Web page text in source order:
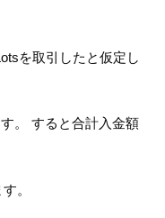
を取引したと仮定し
。 すると合計入金額
。